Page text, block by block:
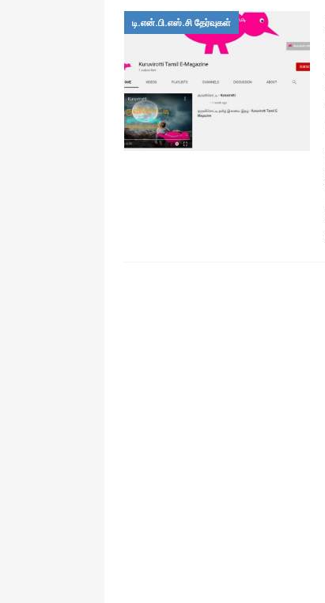
டி.என்.பி.எஸ்.சி தேர்வுகள்